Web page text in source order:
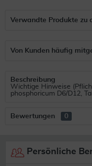
Verwandte Produkte zu
Von Kunden häufig
Beschreibung
Wichtige Hinweise
phosphoricum D6/D12,
Bewertungen 0
Persönliche